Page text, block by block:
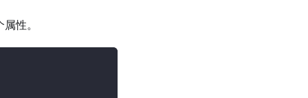
性。